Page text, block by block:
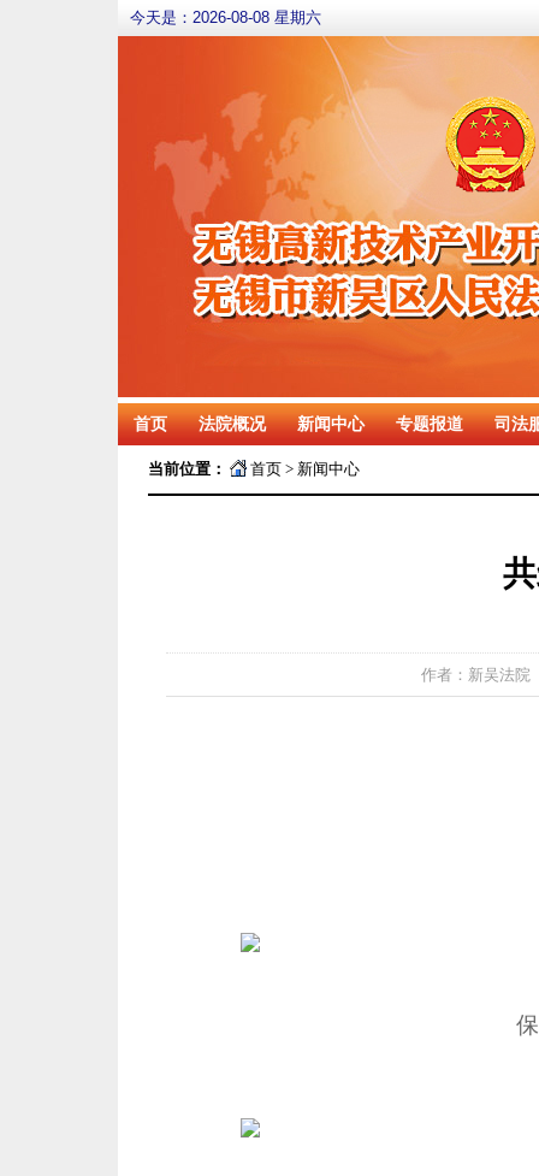
今天是： 2026-08-08 星期六
首页 法院概况 新闻中心 专题报道 司法
当前位置： 首页 > 新闻中心
作者：新吴法院